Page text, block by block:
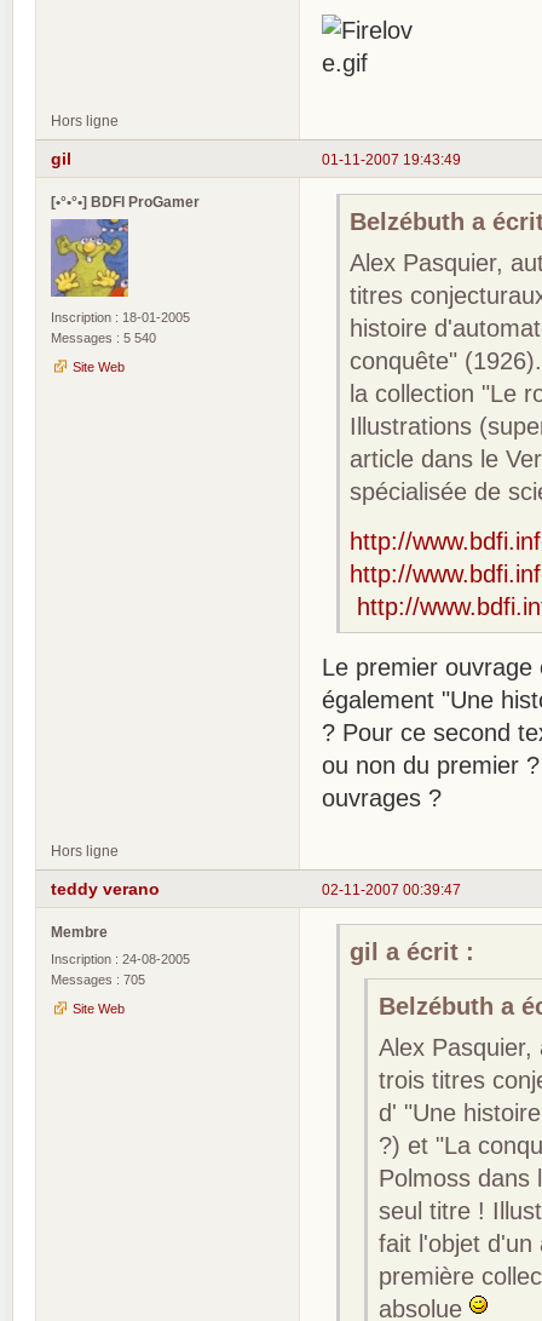
Hors ligne
01-11-2007 19:43:49
gil
[•°•°•] BDFI ProGamer
Inscription : 18-01-2005
Messages : 5 540
Site Web
Belzébuth a
Alex Pasquier,
titres
histoire
conquête"
la collection "Le
Illustrations
article dans le
spécialisée de
http://
http://
http://
Le premier
également "Une
? Pour ce second
ou non du premier
ouvrages ?
Hors ligne
02-11-2007 00:39:47
teddy verano
Membre
Inscription : 24-08-2005
Messages : 705
Site Web
gil a écrit :
Belzébuth a
Alex
trois titres
d' "Une
?) et "La
Polmoss dans
seul titre !
fait l'objet d'un
première
absolue